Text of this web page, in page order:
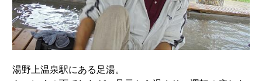
湯野上温泉駅にある足湯。